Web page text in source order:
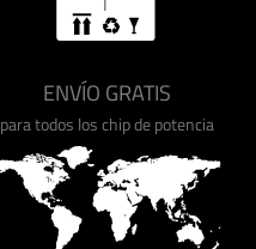
ENVÍO GRATIS
para todos los chip de potencia